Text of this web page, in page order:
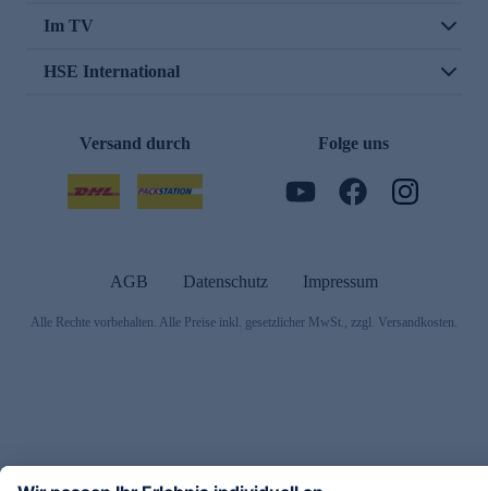
Im TV
HSE International
Versand durch Folge uns
AGB Datenschutz Impressum
Alle Rechte vorbehalten. Alle Preise inkl. gesetzlicher MwSt., zzgl. Versandkosten.